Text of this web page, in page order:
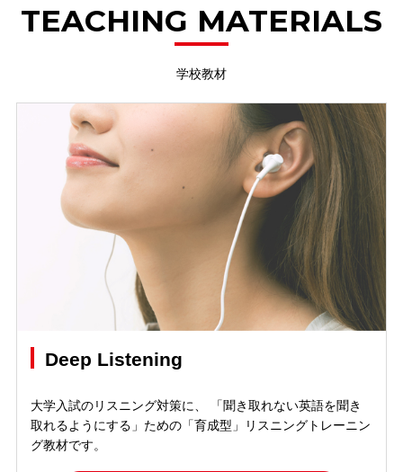
TEACHING MATERIALS
学校教材
Deep Listening
大学入試のリスニング対策に、 「聞き取れない英語を聞き
取れるようにする」ための「育成型」リスニングトレーニン
グ教材です。